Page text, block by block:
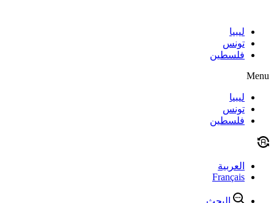
contentليبيا
تونس
فلسطين
Menu
ليبيا
تونس
فلسطين
العربية
Français
البحث